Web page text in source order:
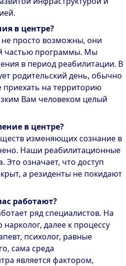
в центре?
просто возможны, они
частью программы. Мы
в период реабилитации. В
родительский день, обычно
приехать на территорию
Вам человеком целый
в центре?
изменяющих сознание в
Наши реабилитационные
Это означает, что доступ
а резиденты не покидают
работают?
ряд специалистов. На
далее к процессу
психолог, равные
сама среда
является фактором,